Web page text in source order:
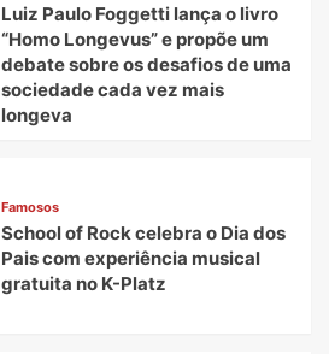
Luiz Paulo Foggetti lança o livro
“Homo Longevus” e propõe um
debate sobre os desafios de uma
sociedade cada vez mais
longeva
Famosos
School of Rock celebra o Dia dos
Pais com experiência musical
gratuita no K-Platz